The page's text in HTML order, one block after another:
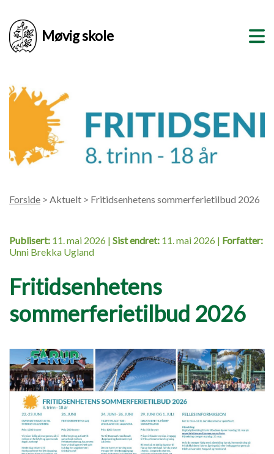
Møvig skole
Forside > Aktuelt > Fritidsenhetens sommerferietilbud 2026
Publisert: 11. mai 2026 | Sist endret: 11. mai 2026 | Forfatter:
Unni Brekka Ugland
Fritidsenhetens
sommerferietilbud 2026